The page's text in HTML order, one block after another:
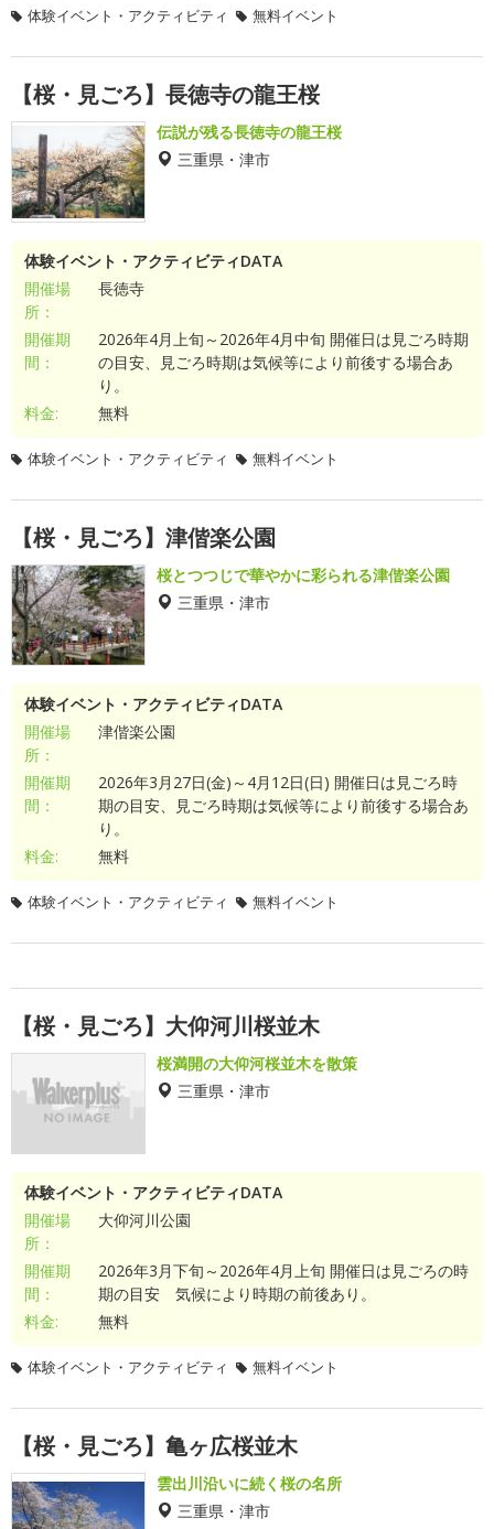
体験イベント・アクティビティ 無料イベント
【桜・見ごろ】長徳寺の龍王桜
伝説が残る長徳寺の龍王桜
三重県・津市
体験イベント・アクティビティDATA
開催場
所：
長徳寺
開催期
間：
2026年4月上旬～2026年4月中旬 開催日は見ごろ時期
の目安、見ごろ時期は気候等により前後する場合あ
り。
料金:
無料
体験イベント・アクティビティ 無料イベント
【桜・見ごろ】津偕楽公園
桜とつつじで華やかに彩られる津偕楽公園
三重県・津市
体験イベント・アクティビティDATA
開催場
所：
津偕楽公園
開催期
間：
2026年3月27日(金)～4月12日(日) 開催日は見ごろ時
期の目安、見ごろ時期は気候等により前後する場合あ
り。
料金:
無料
体験イベント・アクティビティ 無料イベント
【桜・見ごろ】大仰河川桜並木
桜満開の大仰河桜並木を散策
三重県・津市
体験イベント・アクティビティDATA
開催場
所：
大仰河川公園
開催期
間：
2026年3月下旬～2026年4月上旬 開催日は見ごろの時
期の目安 気候により時期の前後あり。
料金:
無料
体験イベント・アクティビティ 無料イベント
【桜・見ごろ】亀ヶ広桜並木
雲出川沿いに続く桜の名所
三重県・津市